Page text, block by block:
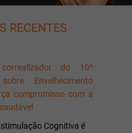
RECENTES
do 10º
Envelhecimento
compromisso com a
Cognitiva é